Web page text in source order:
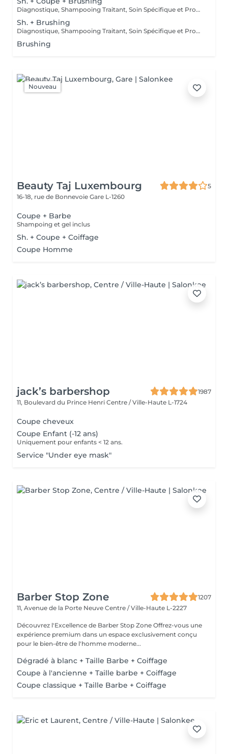
Diagnostique, Shampooing Traitant, Soin Spécifique et Produits Coiffants inclus
Sh. + Brushing
Diagnostique, Shampooing Traitant, Soin Spécifique et Produits Coiffants inclus
Brushing
Nouveau
Beauty Taj Luxembourg
5
16-18, rue de Bonnevoie Gare L-1260
Coupe + Barbe
Shampoing et gel inclus
Sh. + Coupe + Coiffage
Coupe Homme
jack’s barbershop
1987
11, Boulevard du Prince Henri Centre / Ville-Haute L-1724
Coupe cheveux
Coupe Enfant (-12 ans)
Uniquement pour enfants < 12 ans.
Service "Under eye mask"
Barber Stop Zone
1207
11, Avenue de la Porte Neuve Centre / Ville-Haute L-2227
Découvrez l'Excellence de Barber Stop Zone Offrez-vous une
expérience premium dans un espace exclusivement conçu
pour le bien-être de l'homme moderne...
Dégradé à blanc + Taille Barbe + Coiffage
Coupe à l'ancienne + Taille barbe + Coiffage
Coupe classique + Taille Barbe + Coiffage